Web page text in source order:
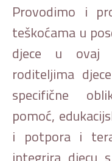
Provodimo i
teškoćama u
djece u ovaj
roditeljima
specifične
pomoć,
i potpora i